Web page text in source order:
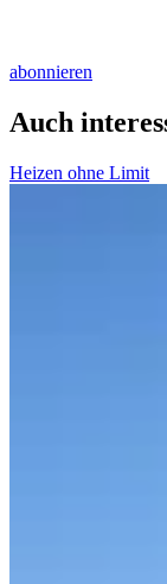
abonnieren
Auch
Heizen ohne Limit